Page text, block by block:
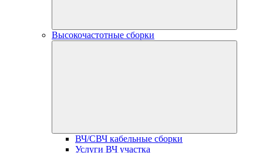
Высокочастотные сборки
ВЧ/СВЧ кабельные сборки
Услуги ВЧ участка